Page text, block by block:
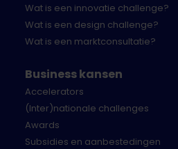
Wat is een innovatie challenge?
Wat is een design challenge?
Wat is een marktconsultatie?
Business kansen
Accelerators
(Inter)nationale challenges
Awards
Subsidies en aanbestedingen